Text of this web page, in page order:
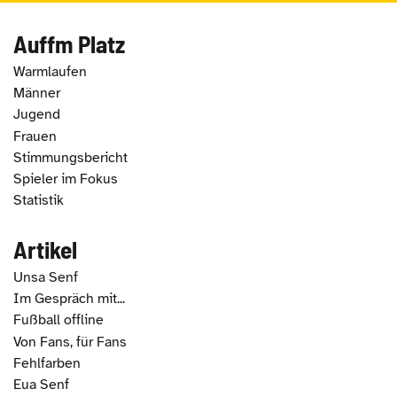
Auffm Platz
Warmlaufen
Männer
Jugend
Frauen
Stimmungsbericht
Spieler im Fokus
Statistik
Artikel
Unsa Senf
Im Gespräch mit...
Fußball offline
Von Fans, für Fans
Fehlfarben
Eua Senf